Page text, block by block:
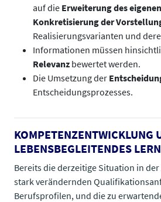
auf die Erweiterung des
Konkretisierung der
Realisierungsvarianten und
Informationen müssen
Relevanz bewertet werden.
Die Umsetzung der
Entscheidungsprozesses.
KOMPETENZENTWICKLUNG
LEBENSBEGLEITENDES
Bereits die derzeitige Situation in
stark verändernden
Berufsprofilen, und die zu